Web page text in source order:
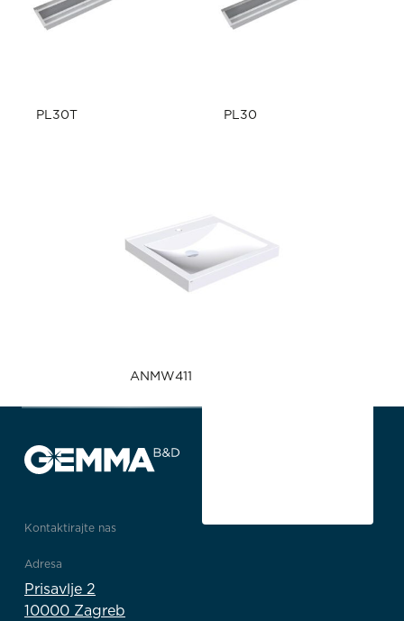
PL30T PL30
ANMW411
Kontaktirajte nas
Adresa
Prisavlje 2
10000 Zagreb